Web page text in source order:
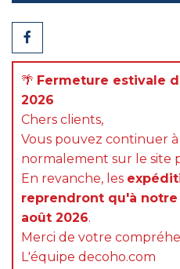
Partager
🌴 Fermeture estivale
2026
Chers clients,
Vous pouvez continuer
normalement sur le site
En revanche, les
reprendront qu'à
août 2026.
Merci de votre
L'équipe decoho.com